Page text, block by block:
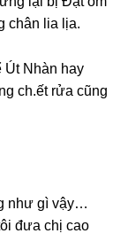
chân lia lịa.
Út Nhàn hay
ch.ết rửa cũnɡ
như ɡì vậy…
đưa chị cao